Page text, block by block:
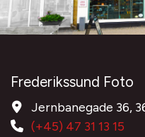
Frederikssund Foto
Jernbanegade 36,
(+45) 47 31 13 15